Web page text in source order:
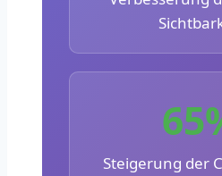
Steigerung der